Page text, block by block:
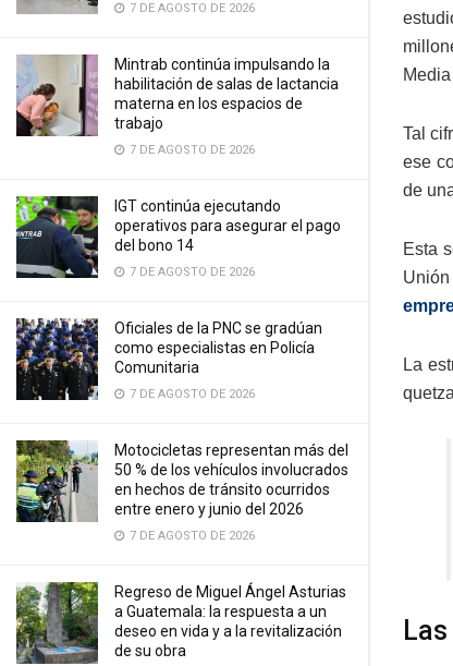
7 DE AGOSTO DE 2026
Mintrab continúa impulsando la
habilitación de salas de lactancia
materna en los espacios de
trabajo
7 DE AGOSTO DE 2026
IGT continúa ejecutando
operativos para asegurar el pago
del bono 14
7 DE AGOSTO DE 2026
Oficiales de la PNC se gradúan
como especialistas en Policía
Comunitaria
7 DE AGOSTO DE 2026
Motocicletas representan más del
50 % de los vehículos involucrados
en hechos de tránsito ocurridos
entre enero y junio del 2026
7 DE AGOSTO DE 2026
Regreso de Miguel Ángel Asturias
a Guatemala: la respuesta a un
deseo en vida y a la revitalización
de su obra
Tal
ese
de
Esta
La